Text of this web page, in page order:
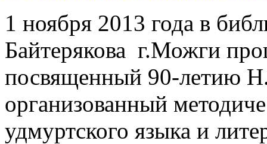
1 ноября 2013 года в
Байтерякова г.Можги
посвященный 90-летию
организованный
удмуртского языка и